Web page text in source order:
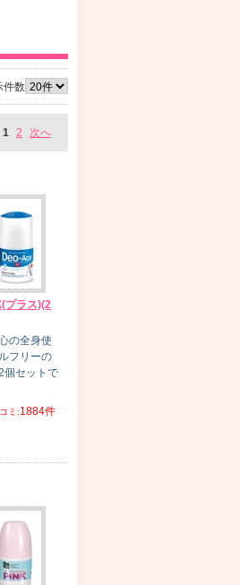
件数
1 2 次へ
プラス)(2
の全身使
フリーの
個セットで
ミ:1884件